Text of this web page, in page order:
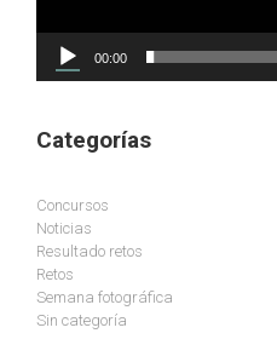
00:00
Categorías
Concursos
Noticias
Resultado retos
Retos
Semana fotográfica
Sin categoría